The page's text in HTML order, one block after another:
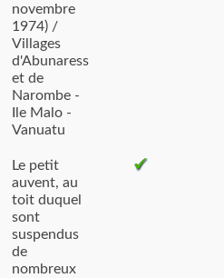
novembre
1974) /
Villages
d'Abunaress
et de
Narombe -
Ile Malo -
Vanuatu
Le petit
auvent, au
toit duquel
sont
suspendus
de
nombreux